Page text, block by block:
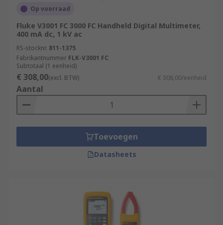
Op voorraad
Fluke V3001 FC 3000 FC Handheld Digital Multimeter,
400 mA dc, 1 kV ac
RS-stocknr. 811-1375
Fabrikantnummer FLK-V3001 FC
Subtotaal (1 eenheid)
€ 308,00(excl. BTW) € 308,00/eenheid
Aantal
Toevoegen
Datasheets